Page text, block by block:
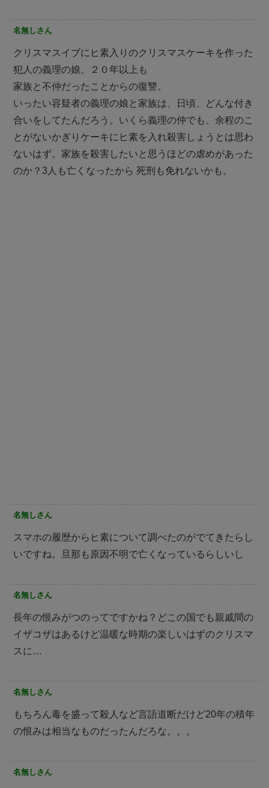
名無しさん
クリスマスイブにヒ素入りのクリスマスケーキを作った
犯人の義理の娘。２０年以上も
家族と不仲だったことからの復讐。
いったい容疑者の義理の娘と家族は、日頃、どんな付き
合いをしてたんだろう。いくら義理の仲でも、余程のこ
とがないかぎりケーキにヒ素を入れ殺害しょうとは思わ
ないはず。家族を殺害したいと思うほどの虐めがあった
のか？3人も亡くなったから 死刑も免れないかも。
名無しさん
スマホの履歴からヒ素について調べたのがでてきたらし
いですね。旦那も原因不明で亡くなっているらしいし
名無しさん
長年の恨みがつのってですかね？どこの国でも親戚間の
イザコザはあるけど温暖な時期の楽しいはずのクリスマ
スに…
名無しさん
もちろん毒を盛って殺人など言語道断だけど20年の積年
の恨みは相当なものだったんだろな。。。
名無しさん